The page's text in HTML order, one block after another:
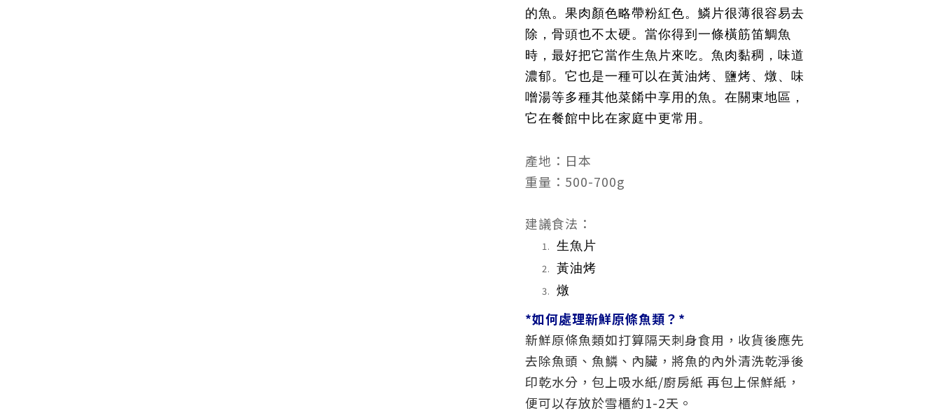
的魚。果肉顏色略帶粉紅色。鱗片很薄很容易去
除，骨頭也不太硬。當你得到一條橫筋笛鯛魚
時，最好把它當作生魚片來吃。 魚肉黏稠，味道
濃郁。它也是一種可以在黃油烤、鹽烤、燉、味
噌湯等多種其他菜餚中享用的魚。在關東地區，
它在餐館中比在家庭中更常用。
產地：日本
重量：500-700g
建議食法：
生魚片
黃油烤
燉
*如何處理新鮮原條魚類？*
新鮮原條魚類如打算隔天刺身食用，收貨後應先
去除魚頭、魚鱗、內臟，將魚的內外清洗乾淨後
印乾水分，包上吸水紙/廚房紙 再包上保鮮紙，
便可以存放於雪櫃約1-2天。